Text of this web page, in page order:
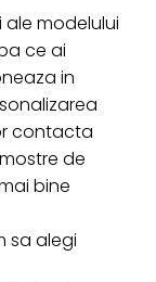
modelului
ce ai
in
contacta
de
bine
sa alegi